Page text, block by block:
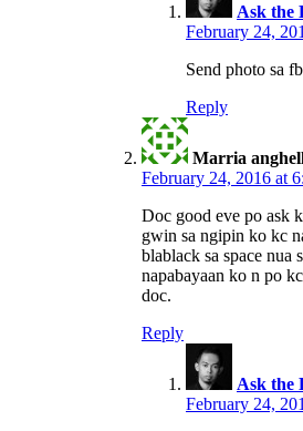
Ask the
February 24,
Send photo sa
Reply
Marria
February 24, 2016 at
Doc good eve po ask
gwin sa ngipin ko kc
blablack sa space nua
napabayaan ko n po
doc.
Reply
Ask the
February 24,